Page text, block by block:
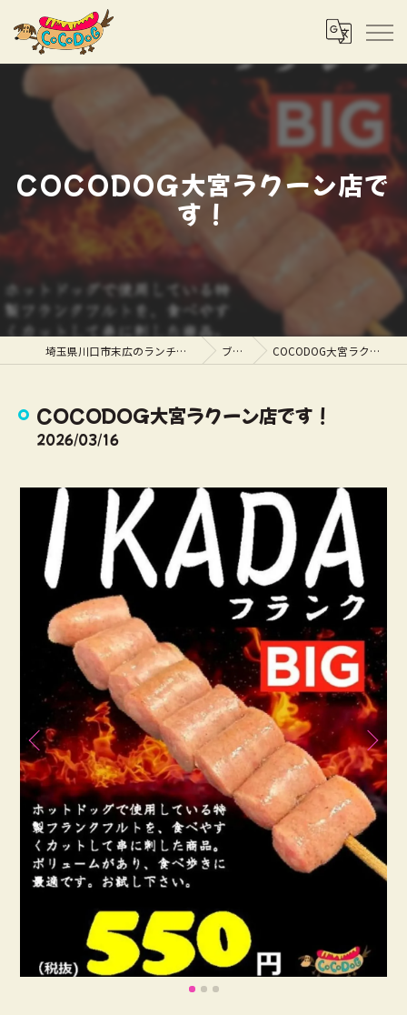
COCODOG大宮ラクーン店で
す！
埼玉県川口市末広のランチならCOCODOG ブログ COCODOG大宮ラクーン店です！
COCODOG大宮ラクーン店です！
2026/03/16